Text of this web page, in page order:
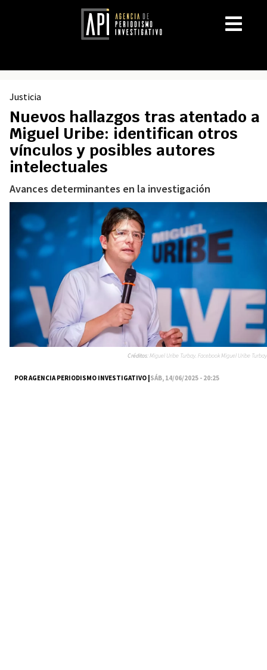
Justicia
Nuevos hallazgos tras atentado a
Miguel Uribe: identifican otros
vínculos y posibles autores
intelectuales
Avances determinantes en la investigación
POR AGENCIA PERIODISMO INVESTIGATIVO |SÁB, 14/06/2025 - 20:25
Créditos:Miguel Uribe Turbay. Facebook Miguel Uribe Turbay